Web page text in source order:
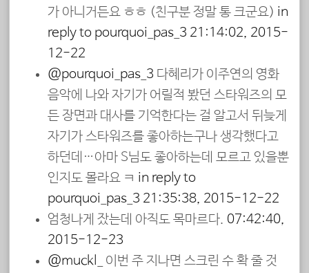
가 아니거든요 ㅎㅎ (친구분 정말 통 크군요) in
reply to pourquoi_pas_3 21:14:02, 2015-
12-22
@pourquoi_pas_3 다혜리가 이주연의 영화
음악에 나와 자기가 어릴적 봤던 스타워즈의 모
든 장면과 대사를 기억한다는 걸 알고서 뒤늦게
자기가 스타워즈를 좋아하는구나 생각했다고
하던데…아마 S님도 좋아하는데 모르고 있을뿐
인지도 몰라요 ㅋ in reply to
pourquoi_pas_3 21:35:38, 2015-12-22
엄청나게 잤는데 아직도 목마르다. 07:42:40,
2015-12-23
@muckl_
이번 주 지나면 스크린 수 확 줄 것